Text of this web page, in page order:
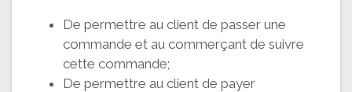
De permettre au client de passer une
commande et au commerçant de suivre
cette commande;
De permettre au client de payer